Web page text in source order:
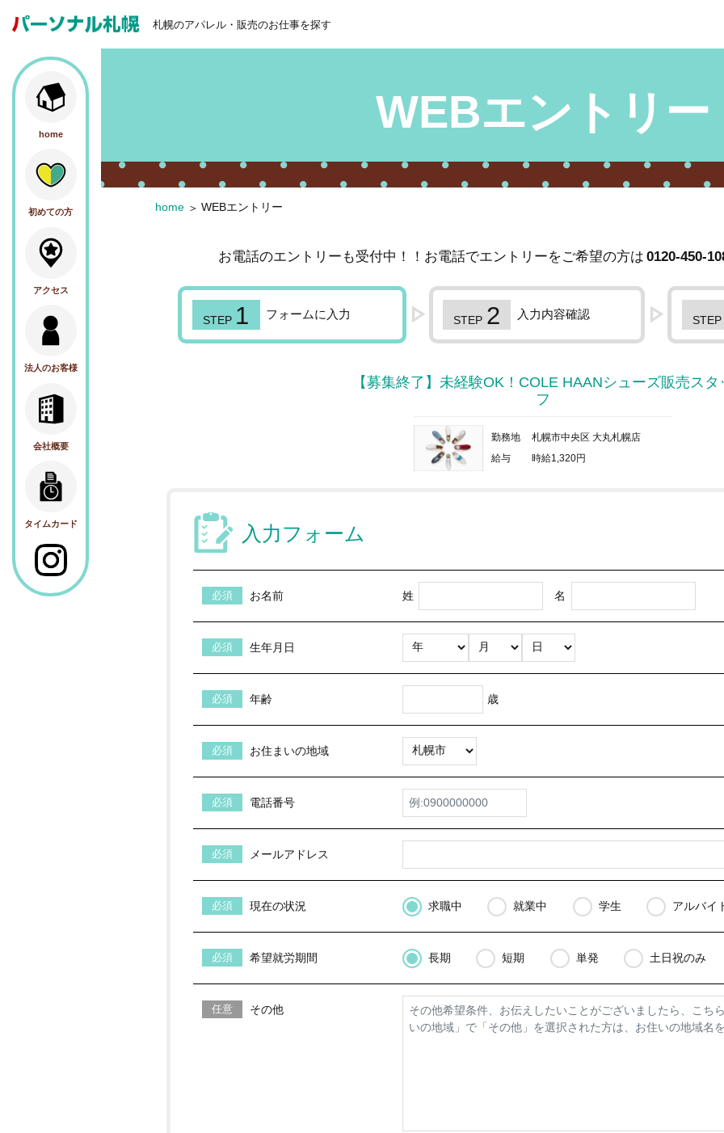
WEBエントリー
札幌のアパレル・販売のお仕事を探す
home
初めての方
アクセス
法人のお客様
会社概要
タイムカード
home WEBエントリー
お電話のエントリーも受付中！！お電話でエントリーをご希望の方は 0120-450-
フォームに入力 入力内容確認
【募集終了】未経験OK！COLE HAANシューズ販売スタ
フ
勤務地
札幌市中央区 大丸札幌店
給与
時給1,320円
入力フォーム
お名前 姓 名
生年月日
年齢 歳
お住まいの地域
電話番号
メールアドレス
現在の状況 求職中 就業中 学生 アルバイ
希望就労期間 長期 短期 単発 土日祝のみ
その他